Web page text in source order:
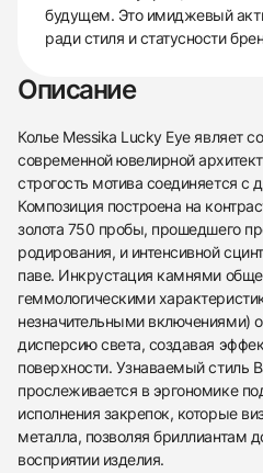
438
285
145
142
205
204
195
150
6
будущем. Это имиджевый
ради стиля и статусности
Описание
Колье Messika Lucky Eye являет
современной ювелирной
строгость мотива соединяется с
Композиция построена на
золота 750 пробы, прошедшего
родирования, и интенсивной
паве. Инкрустация камнями
геммологическими
незначительными включениями)
дисперсию света, создавая
поверхности. Узнаваемый стиль
прослеживается в эргономике
исполнения закрепок, которые
металла, позволяя бриллиантам
восприятии изделия.